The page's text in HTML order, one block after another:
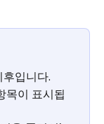
입니다.
목이 표시됩